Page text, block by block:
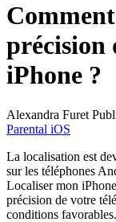
précision
iPhone ?
Alexandra Furet
Parental iOS
La localisation est
sur les téléphones
Localiser mon
précision de votre
conditions favorables.